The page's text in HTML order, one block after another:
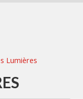
Lumières